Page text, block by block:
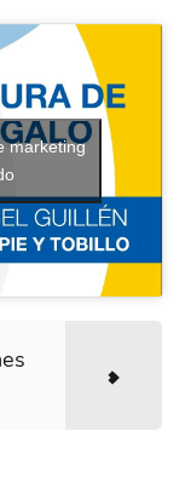
marketing